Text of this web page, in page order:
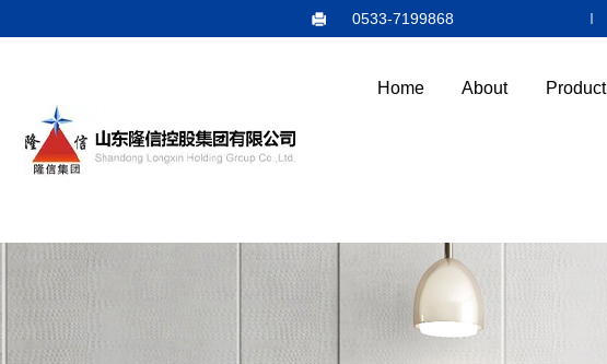
0533-7199868
Home About Product
E